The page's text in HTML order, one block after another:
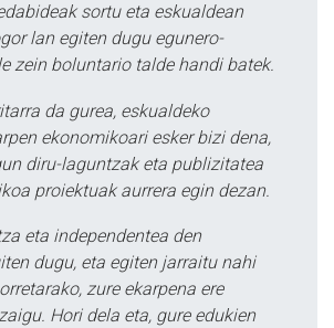
sortu eta eskualdean
lan egiten dugu egunero-
zein boluntario talde handi batek.
da gurea, eskualdeko
ekonomikoari esker bizi dena,
diru-laguntzak eta publizitatea
proiektuak aurrera egin dezan.
eta independentea den
dugu, eta egiten jarraitu nahi
zure ekarpena ere
Hori dela eta, gure edukien